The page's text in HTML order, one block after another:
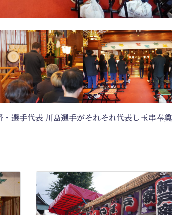
選手代表 川島選手がそれそれ代表し玉串奉奠